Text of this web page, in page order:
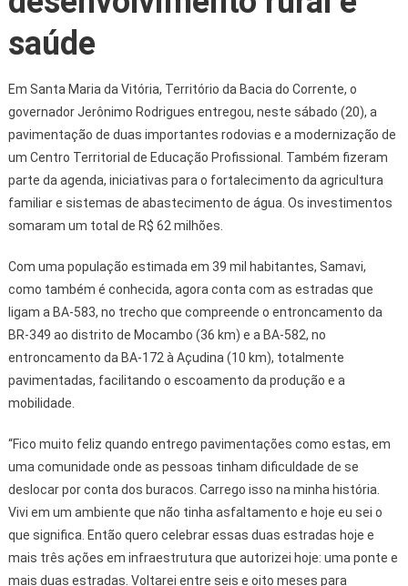
saúde
Em Santa Maria da Vitória, Território da Bacia do Corrente, o
governador Jerônimo Rodrigues entregou, neste sábado (20), a
pavimentação de duas importantes rodovias e a modernização de
um Centro Territorial de Educação Profissional. Também fizeram
parte da agenda, iniciativas para o fortalecimento da agricultura
familiar e sistemas de abastecimento de água. Os investimentos
somaram um total de R$ 62 milhões.
Com uma população estimada em 39 mil habitantes, Samavi,
como também é conhecida, agora conta com as estradas que
ligam a BA-583, no trecho que compreende o entroncamento da
BR-349 ao distrito de Mocambo (36 km) e a BA-582, no
entroncamento da BA-172 à Açudina (10 km), totalmente
pavimentadas, facilitando o escoamento da produção e a
mobilidade.
“Fico muito feliz quando entrego pavimentações como estas, em
uma comunidade onde as pessoas tinham dificuldade de se
deslocar por conta dos buracos. Carrego isso na minha história.
Vivi em um ambiente que não tinha asfaltamento e hoje eu sei o
que significa. Então quero celebrar essas duas estradas hoje e
mais três ações em infraestrutura que autorizei hoje: uma ponte e
mais duas estradas. Voltarei entre seis e oito meses para